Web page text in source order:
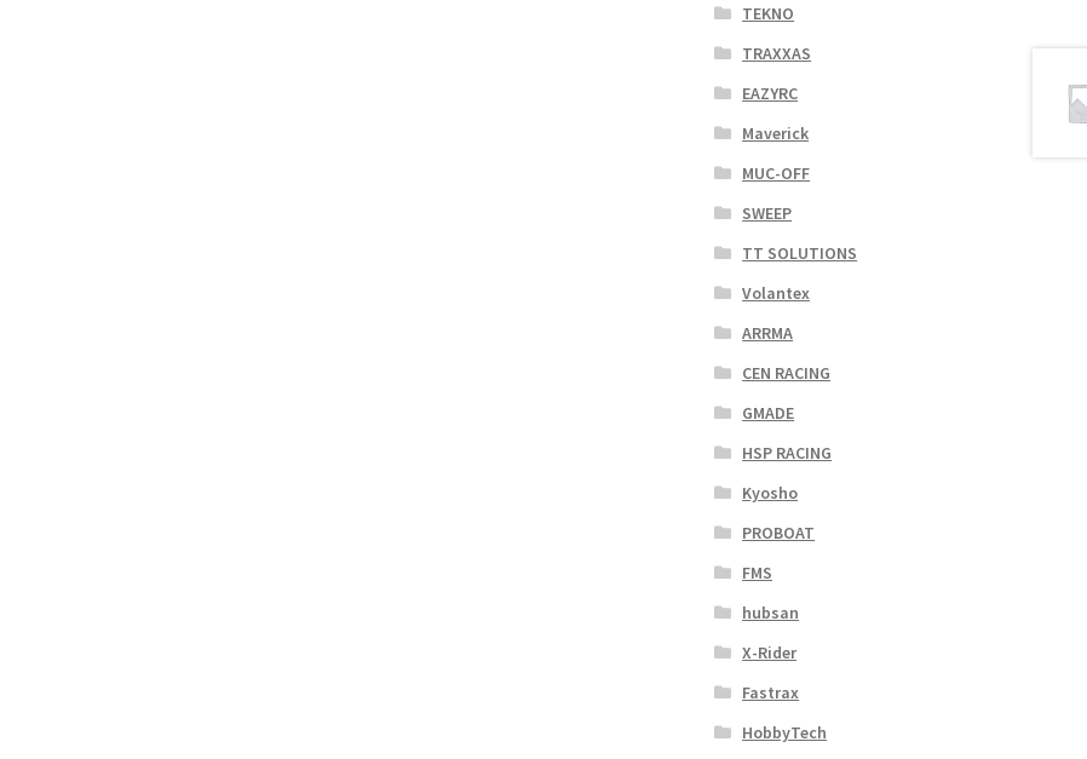
TEKNO
TRAXXAS
EAZYRC
Maverick
MUC-OFF
SWEEP
TT SOLUTIONS
Volantex
ARRMA
CEN RACING
GMADE
HSP RACING
Kyosho
PROBOAT
FMS
hubsan
X-Rider
Fastrax
HobbyTech